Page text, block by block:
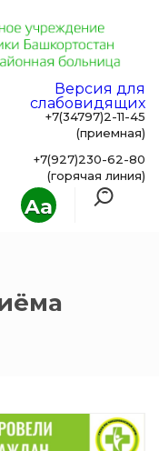
Aa
Версия для
слабовидящих
+7(34797)2-11-45
(приемная)
+7(927)230-62-80
(горячая линия)